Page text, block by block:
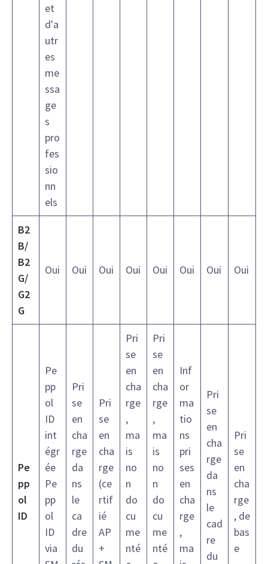
et
d'a
utr
es
me
ssa
ge
s
pro
fes
sio
nn
els
B2
B/
B2
G/
G2
G
Oui Oui Oui Oui Oui Oui Oui Oui
Pe
pp
ol
ID
Pe
pp
ol
ID
int
égr
ée
Pe
pp
ol
ID
via
Pri
se
en
cha
rge
da
ns
le
ca
dre
du
Pri
se
en
cha
rge
(ce
rtif
ié
AP
+
Pri
se
en
cha
rge
,
ma
is
no
n
do
cu
me
nté
Pri
se
en
cha
rge
,
ma
is
no
n
do
cu
me
nté
Inf
or
ma
tio
ns
pri
ses
en
cha
rge
,
ma
Pri
se
en
cha
rge
da
ns
le
cad
re
du
Pri
se
en
cha
rge
, de
bas
e